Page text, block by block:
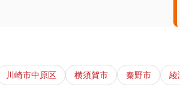
川崎市中原区 横須賀市 秦野市 綾